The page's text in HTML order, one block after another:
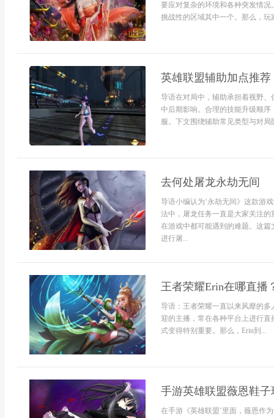
要应对复杂的环境和各种突发情
挑战性的区域其中一个。那么，
英雄联盟辅助加点推荐
导语在对局中，辅助承担着视野
中后期影响。合理的技能升级顺
服。下文围绕辅助常见类型与对局
去何处屠龙永劫无间
导语小编认为‘永劫无间》这款游
法中，屠龙任务一直是大家关注
在游戏中都可能遇到的难题。这
进行屠...
王者荣耀Erin在哪直播
导语：王者荣耀一直以来风靡的
迎的主播，常在各种平台上进行
式变得特别重要。那么，Erin到...
手游英雄联盟薇恩鞋
在手游《英雄联盟’里面，薇恩作